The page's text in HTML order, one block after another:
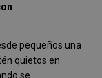
pequeños una
quietos en
se